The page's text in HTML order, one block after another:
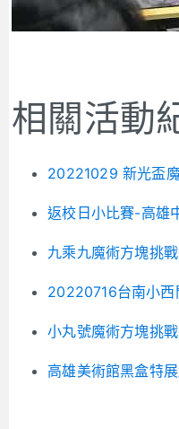
相關活動
20221029 新光盃
返校日小比賽-高雄
九乘九魔術方塊挑
20220716台南小西
小丸號魔術方塊挑
高雄美術館黑盒特